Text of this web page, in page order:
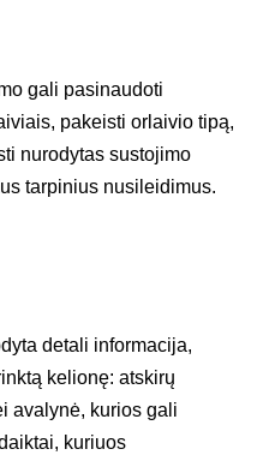
gali pasinaudoti
pakeisti orlaivio tipą,
nurodytas sustojimo
tarpinius nusileidimus.
detali informacija,
kelionę: atskirų
avalynė, kurios gali
kuriuos